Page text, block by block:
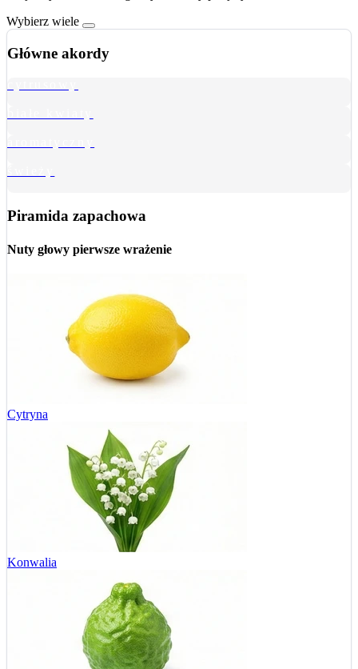
Wybierz wiele
Główne akordy
Piramida zapachowa
Nuty głowy pierwsze wrażenie
Cytryna
Konwalia